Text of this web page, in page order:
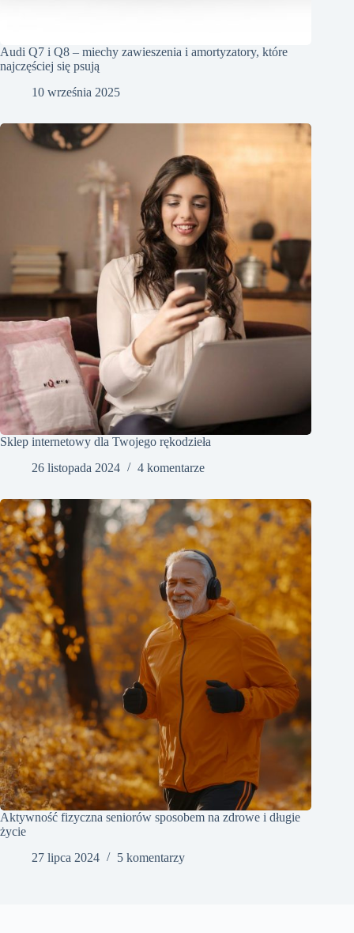
Audi Q7 i Q8 – miechy zawieszenia i amortyzatory, które
najczęściej się psują
10 września 2025
Sklep internetowy dla Twojego rękodzieła
26 listopada 2024
4 komentarze
Aktywność fizyczna seniorów sposobem na zdrowe i długie
życie
27 lipca 2024
5 komentarzy